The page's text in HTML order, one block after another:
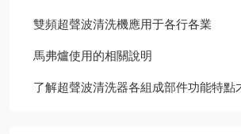
雙頻超聲波清洗機應用于各行各業
馬弗爐使用的相關說明
了解超聲波清洗器各組成部件功能特點